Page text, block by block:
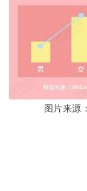
图片来源